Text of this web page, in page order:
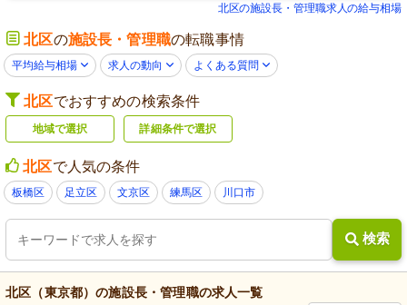
北区の施設長・管理職求人の給与相場
北区の施設長・管理職の転職事情
平均給与相場 求人の動向 よくある質問
北区でおすすめの検索条件
地域で選択 詳細条件で選択
北区で人気の条件
板橋区 足立区 文京区 練馬区 川口市
検索
北区（東京都）の施設長・管理職の求人一覧